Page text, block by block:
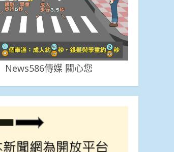
News586傳媒 關心您